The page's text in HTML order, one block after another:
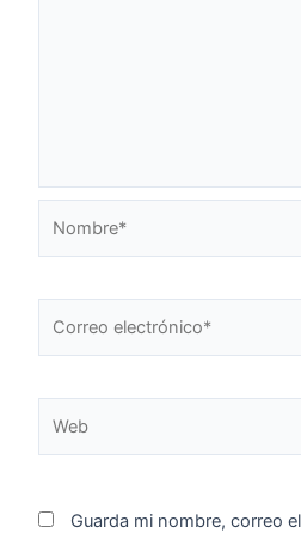
electrónico*
Guarda mi nombre, correo